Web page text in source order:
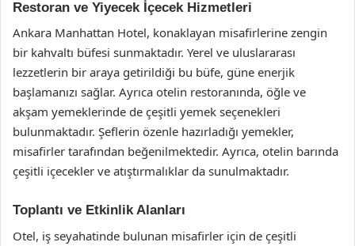
Restoran ve Yiyecek İçecek Hizmetleri
Ankara Manhattan Hotel, konaklayan misafirlerine zengin
bir kahvaltı büfesi sunmaktadır. Yerel ve uluslararası
lezzetlerin bir araya getirildiği bu büfe, güne enerjik
başlamanızı sağlar. Ayrıca otelin restoranında, öğle ve
akşam yemeklerinde de çeşitli yemek seçenekleri
bulunmaktadır. Şeflerin özenle hazırladığı yemekler,
misafirler tarafından beğenilmektedir. Ayrıca, otelin barında
çeşitli içecekler ve atıştırmalıklar da sunulmaktadır.
Toplantı ve Etkinlik Alanları
Otel, iş seyahatinde bulunan misafirler için de çeşitli